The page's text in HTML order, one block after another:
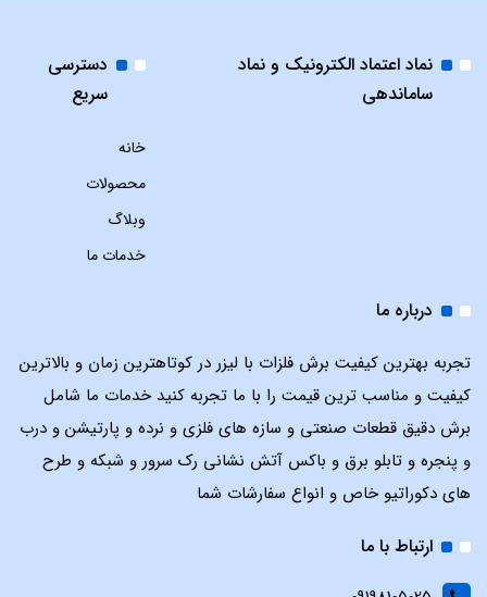
نماد اعتماد الکترونیک و نماد
ساماندهی
دسترسی
سریع
خانه
محصولات
وبلاگ
خدمات ما
درباره ما
تجربه بهترین کیفیت برش فلزات با لیزر در کوتاهترین زمان و بالاترین
کیفیت و مناسب ترین قیمت را با ما تجربه کنید خدمات ما شامل
برش دقیق قطعات صنعتی و سازه های فلزی و نرده و پارتیشن و درب
و پنجره و تابلو برق و باکس آتش نشانی رک سرور و شبکه و طرح
های دکوراتیو خاص و انواع سفارشات شما
ارتباط با ما